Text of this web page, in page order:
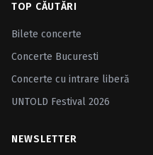
TOP CĂUTĂRI
Bilete concerte
Concerte Bucuresti
Concerte cu intrare liberă
UNTOLD Festival 2026
NEWSLETTER